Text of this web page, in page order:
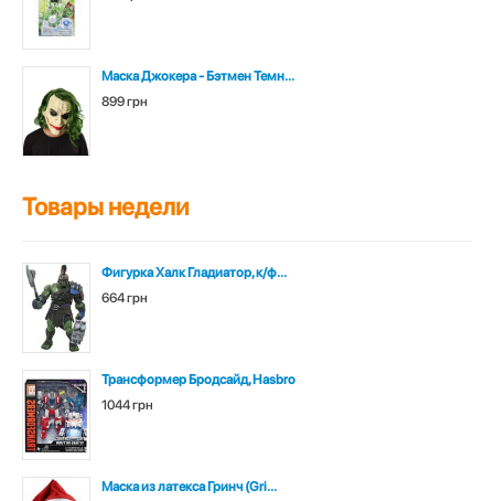
Маска Джокера - Бэтмен Темн...
899 грн
Товары недели
Фигурка Халк Гладиатор, к/ф...
664 грн
Трансформер Бродсайд, Hasbro
1044 грн
Маска из латекса Гринч (Gri...